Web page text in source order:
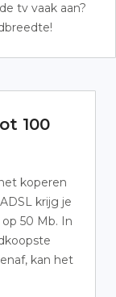
tv vaak aan?
100
koperen
krijg je
50 Mb. In
kan het